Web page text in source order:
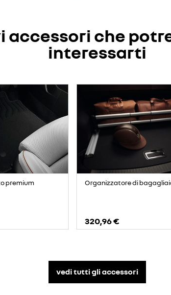
accessori che
interessarti
premium Organizzatore di
320,96 €
vedi tutti gli accessori​